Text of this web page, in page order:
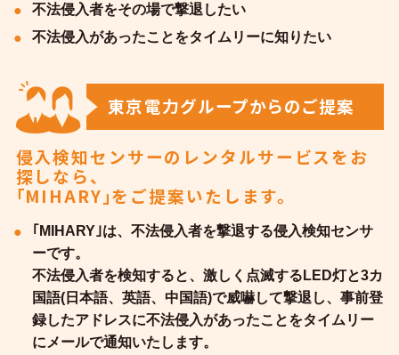
地域のお困りごとを解決します
不法侵入者をその場で撃退したい
不法侵入があったことをタイムリーに知りたい
東京電力グループからのご提案
侵入検知センサーのレンタルサービスをお
探しなら、
｢MIHARY｣をご提案いたします。
｢MIHARY｣は、不法侵入者を撃退する侵入検知センサ
ーです。
不法侵入者を検知すると、激しく点滅するLED灯と3カ
国語(日本語、英語、中国語)で威嚇して撃退し、事前登
録したアドレスに不法侵入があったことをタイムリー
にメールで通知いたします。